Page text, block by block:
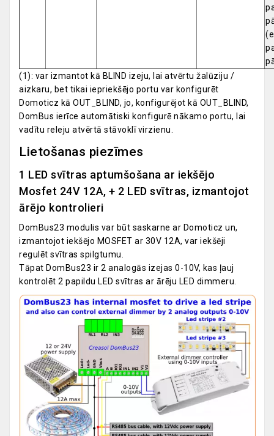
(1): var izmantot kā BLIND izeju, lai atvērtu žalūziju /
aizkaru, bet tikai iepriekšējo portu var konfigurēt
Domoticz kā OUT_BLIND, jo, konfigurējot kā OUT_BLIND,
DomBus ierīce automātiski konfigurē nākamo portu, lai
vadītu releju atvērtā stāvoklī virzienu.
Lietošanas piezīmes
1 LED svītras aptumšošana ar iekšējo
Mosfet 24V 12A, + 2 LED svītras, izmantojot
ārējo kontrolieri
DomBus23 modulis var būt saskarne ar Domoticz un,
izmantojot iekšējo MOSFET ar 30V 12A, var iekšēji
regulēt svītras spilgtumu.
Tāpat DomBus23 ir 2 analogās izejas 0-10V, kas ļauj
kontrolēt 2 papildu LED svītras ar ārēju LED dimmeru.